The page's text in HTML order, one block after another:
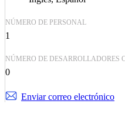
NÚMERO DE PERSONAL
1
NÚMERO DE DESARROLLADORES
0
Enviar correo electrónico